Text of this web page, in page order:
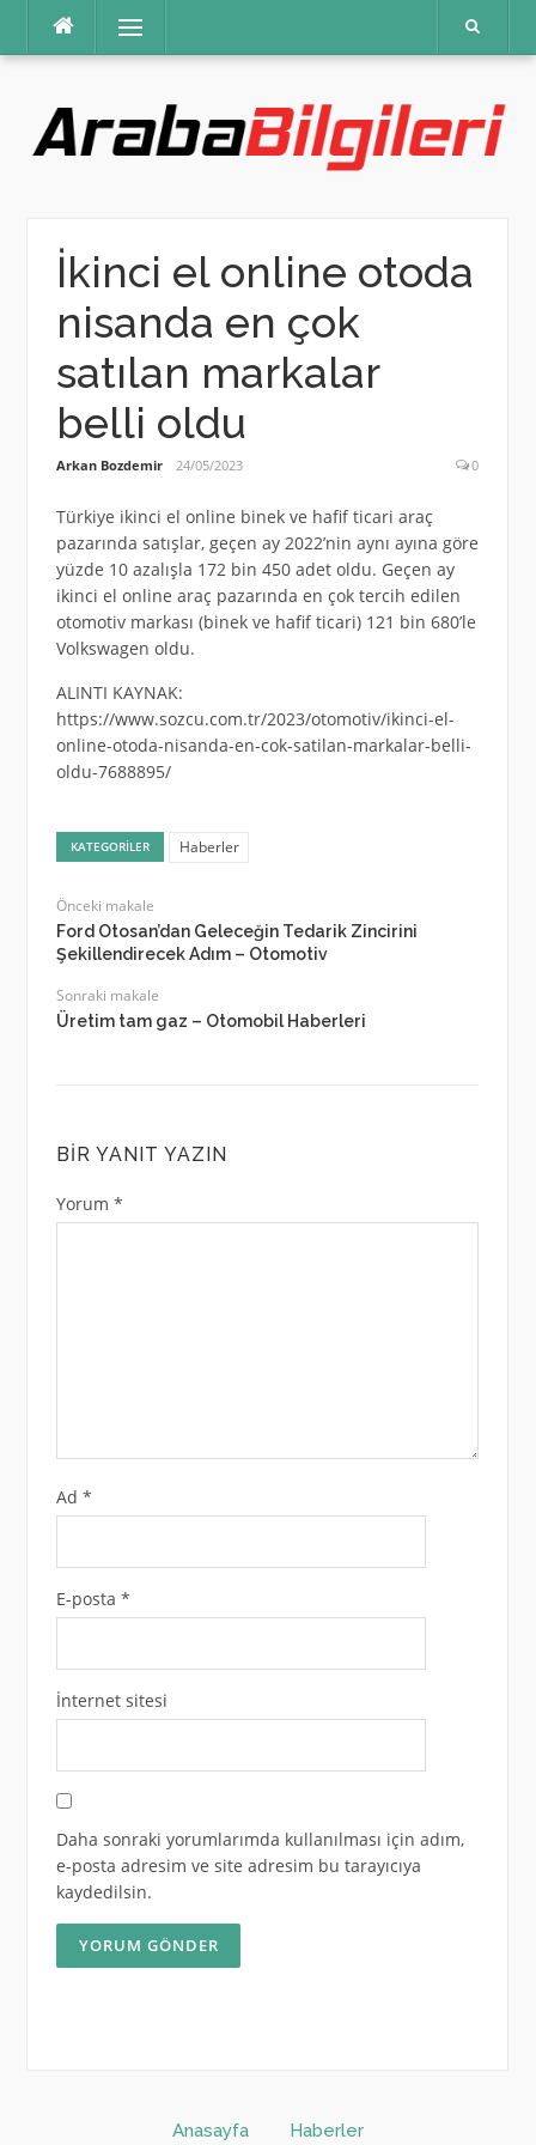
Menü
İkinci el online otoda
nisanda en çok
satılan markalar
belli oldu
Arkan Bozdemir 24/05/2023 0
Türkiye ikinci el online binek ve hafif ticari araç
pazarında satışlar, geçen ay 2022’nin aynı ayına göre
yüzde 10 azalışla 172 bin 450 adet oldu. Geçen ay
ikinci el online araç pazarında en çok tercih edilen
otomotiv markası (binek ve hafif ticari) 121 bin 680’le
Volkswagen oldu.
ALINTI KAYNAK:
https://www.sozcu.com.tr/2023/otomotiv/ikinci-el-
online-otoda-nisanda-en-cok-satilan-markalar-belli-
oldu-7688895/
KATEGORILER Haberler
Önceki makale
Ford Otosan’dan Geleceğin Tedarik Zincirini
Şekillendirecek Adım – Otomotiv
Sonraki makale
Üretim tam gaz – Otomobil Haberleri
BIR YANIT YAZIN
Yorum *
Ad *
E-posta *
İnternet sitesi
Daha sonraki yorumlarımda kullanılması için adım,
e-posta adresim ve site adresim bu tarayıcıya
kaydedilsin.
Anasayfa Haberler